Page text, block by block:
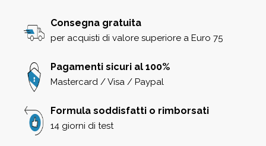
Consegna gratuita
per acquisti di valore superiore a Euro 75
Pagamenti sicuri al 100%
Mastercard / Visa / Paypal
Formula soddisfatti o rimborsati
14 giorni di test